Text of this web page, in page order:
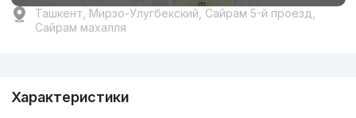
Ташкент, Мирзо-Улугбекский, Сайрам 5-й проезд,
Сайрам махалля
Характеристики